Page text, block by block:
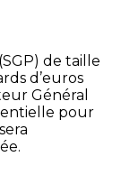
de taille
d’euros
Général
pour